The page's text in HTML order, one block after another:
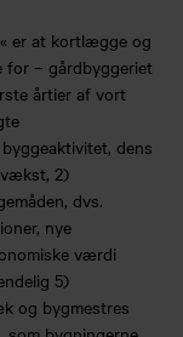
er at kortlægge og
for – gårdbyggeriet
årtier af vort
dens
2)
dvs.
nye
værdi
5)
og bygmestres